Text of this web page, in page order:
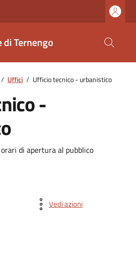
di Ternengo
/ Uffici / Ufficio tecnico - urbanistico
-
di apertura al pubblico
Vedi azioni